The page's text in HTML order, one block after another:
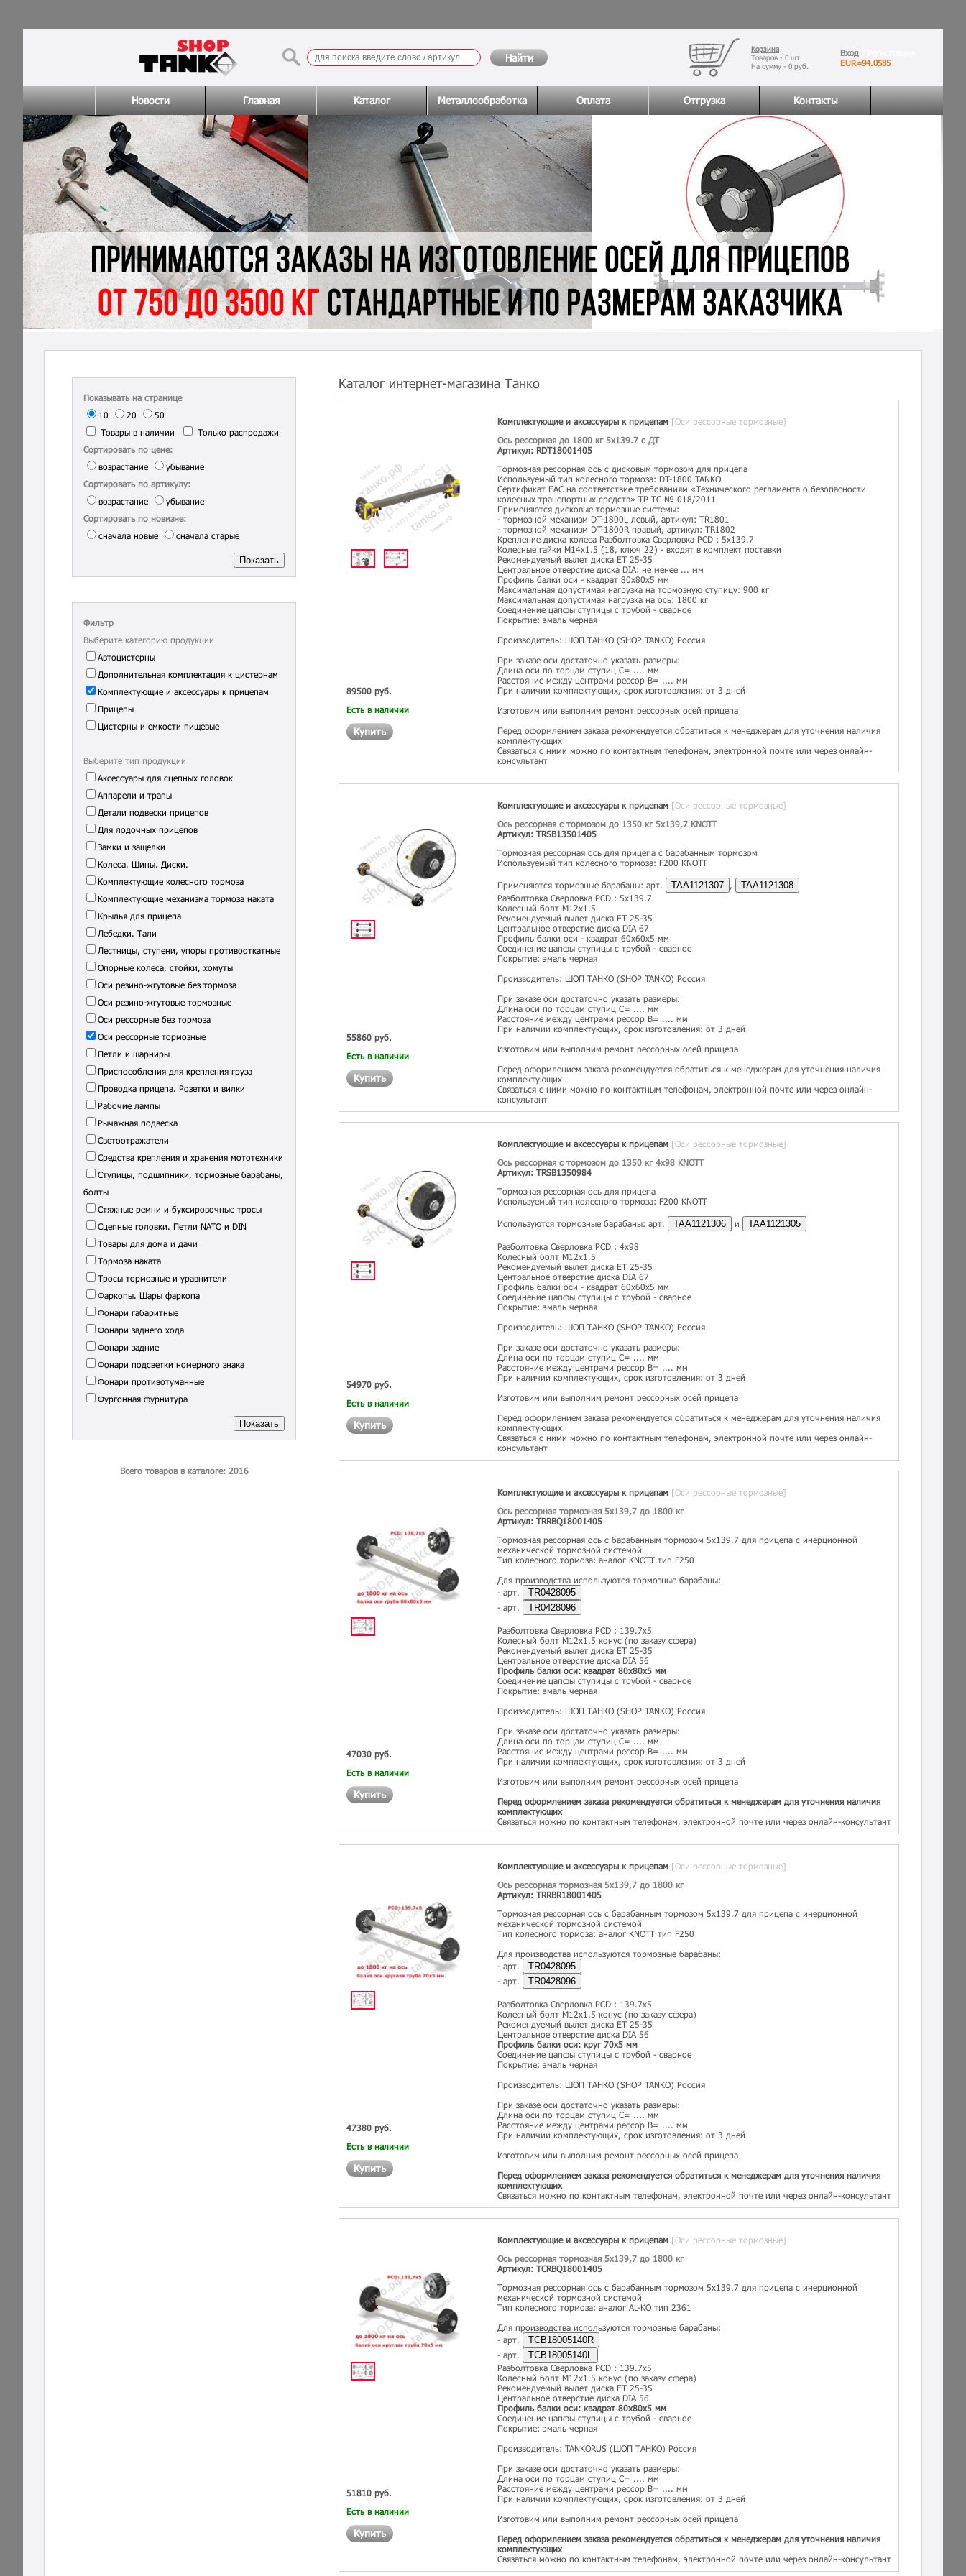
Корзина
Товаров - 0 шт.
На сумму - 0 руб.
Вход
EUR=94.0585
Новости Главная Каталог Металлообработка Оплата Отгрузка Контакты
Показывать на странице
10
20
50
Товары в наличии
Только распродажи
Сортировать по цене:
возрастание
убывание
Сортировать по артикулу:
возрастание
убывание
Сортировать по новизне:
сначала новые
сначала старые
Фильтр
Выберите категорию продукции
Автоцистерны
Дополнительная комплектация к цистернам
Комплектующие и аксессуары к прицепам
Прицепы
Цистерны и емкости пищевые
Выберите тип продукции
Аксессуары для сцепных головок
Аппарели и трапы
Детали подвески прицепов
Для лодочных прицепов
Замки и защелки
Колеса. Шины. Диски.
Комплектующие колесного тормоза
Комплектующие механизма тормоза наката
Крылья для прицепа
Лебедки. Тали
Лестницы, ступени, упоры противооткатные
Опорные колеса, стойки, хомуты
Оси резино-жгутовые без тормоза
Оси резино-жгутовые тормозные
Оси рессорные без тормоза
Оси рессорные тормозные
Петли и шарниры
Приспособления для крепления груза
Проводка прицепа. Розетки и вилки
Рабочие лампы
Рычажная подвеска
Светоотражатели
Средства крепления и хранения мототехники
Ступицы, подшипники, тормозные барабаны,
болты
Стяжные ремни и буксировочные тросы
Сцепные головки. Петли NATO и DIN
Товары для дома и дачи
Тормоза наката
Тросы тормозные и уравнители
Фаркопы. Шары фаркопа
Фонари габаритные
Фонари заднего хода
Фонари задние
Фонари подсветки номерного знака
Фонари противотуманные
Фургонная фурнитура
Всего товаров в каталоге: 2016
Каталог интернет-магазина Танко
Комплектующие и аксессуары к прицепам [Оси рессорные тормозные]
Ось рессорная до 1800 кг 5х139.7 с ДТ
Артикул: RDT18001405
Тормозная рессорная ось с дисковым тормозом для прицепа
Используемый тип колесного тормоза: DT-1800 TANKO
Сертификат ЕАС на соответствие требованиям «Технического регламента о безопасности
колесных транспортных средств» ТР ТС № 018/2011
Применяются дисковые тормозные системы:
- тормозной механизм DT-1800L левый, артикул: TR1801
- тормозной механизм DT-1800R правый, артикул: TR1802
Крепление диска колеса Разболтовка Сверловка PCD : 5х139.7
Колесные гайки М14х1.5 (18, ключ 22) - входят в комплект поставки
Рекомендуемый вылет диска ET 25-35
Центральное отверстие диска DIA: не менее ... мм
Профиль балки оси - квадрат 80х80х5 мм
Максимальная допустимая нагрузка на тормозную ступицу: 900 кг
Максимальная допустимая нагрузка на ось: 1800 кг
Соединение цапфы ступицы с трубой - сварное
Покрытие: эмаль черная
Производитель: ШОП ТАНКО (SHOP TANKO) Россия
При заказе оси достаточно указать размеры:
Длина оси по торцам ступиц С= .... мм
Расстояние между центрами рессор B= .... мм
При наличии комплектующих, срок изготовления: от 3 дней
Изготовим или выполним ремонт рессорных осей прицепа
Перед оформлением заказа рекомендуется обратиться к менеджерам для уточнения наличия
комплектующих
Связаться с ними можно по контактным телефонам, электронной почте или через онлайн-
консультант
89500 руб.
Есть в наличии
Купить
Комплектующие и аксессуары к прицепам [Оси рессорные тормозные]
Ось рессорная с тормозом до 1350 кг 5x139,7 KNOTT
Артикул: TRSB13501405
Тормозная рессорная ось для прицепа с барабанным тормозом
Используемый тип колесного тормоза: F200 KNOTT
Применяются тормозные барабаны: арт. TAA1121307 , TAA1121308
Разболтовка Сверловка PCD : 5х139.7
Колесный болт М12х1.5
Рекомендуемый вылет диска ET 25-35
Центральное отверстие диска DIA 67
Профиль балки оси - квадрат 60х60х5 мм
Соединение цапфы ступицы с трубой - сварное
Покрытие: эмаль черная
Производитель: ШОП ТАНКО (SHOP TANKO) Россия
При заказе оси достаточно указать размеры:
Длина оси по торцам ступиц С= .... мм
Расстояние между центрами рессор B= .... мм
При наличии комплектующих, срок изготовления: от 3 дней
Изготовим или выполним ремонт рессорных осей прицепа
Перед оформлением заказа рекомендуется обратиться к менеджерам для уточнения наличия
комплектующих
Связаться с ними можно по контактным телефонам, электронной почте или через онлайн-
консультант
55860 руб.
Есть в наличии
Купить
Комплектующие и аксессуары к прицепам [Оси рессорные тормозные]
Ось рессорная с тормозом до 1350 кг 4x98 KNOTT
Артикул: TRSB1350984
Тормозная рессорная ось для прицепа
Используемый тип колесного тормоза: F200 KNOTT
Используются тормозные барабаны: арт. TAA1121306 и TAA1121305
Разболтовка Сверловка PCD : 4х98
Колесный болт М12х1.5
Рекомендуемый вылет диска ET 25-35
Центральное отверстие диска DIA 67
Профиль балки оси - квадрат 60х60х5 мм
Соединение цапфы ступицы с трубой - сварное
Покрытие: эмаль черная
Производитель: ШОП ТАНКО (SHOP TANKO) Россия
При заказе оси достаточно указать размеры:
Длина оси по торцам ступиц С= .... мм
Расстояние между центрами рессор B= .... мм
При наличии комплектующих, срок изготовления: от 3 дней
Изготовим или выполним ремонт рессорных осей прицепа
Перед оформлением заказа рекомендуется обратиться к менеджерам для уточнения наличия
комплектующих
Связаться с ними можно по контактным телефонам, электронной почте или через онлайн-
консультант
54970 руб.
Есть в наличии
Купить
Комплектующие и аксессуары к прицепам [Оси рессорные тормозные]
Ось рессорная тормозная 5x139,7 до 1800 кг
Артикул: TRRBQ18001405
Тормозная рессорная ось с барабанным тормозом 5х139.7 для прицепа с инерционной
механической тормозной системой
Тип колесного тормоза: аналог KNOTT тип F250
Для производства используются тормозные барабаны:
- арт.
TR0428095
- арт. TR0428096
Разболтовка Сверловка PCD : 139.7х5
Колесный болт М12х1.5 конус (по заказу сфера)
Рекомендуемый вылет диска ET 25-35
Центральное отверстие диска DIA 56
Профиль балки оси: квадрат 80х80х5 мм
Соединение цапфы ступицы с трубой - сварное
Покрытие: эмаль черная
Производитель: ШОП ТАНКО (SHOP TANKO) Россия
При заказе оси достаточно указать размеры:
Длина оси по торцам ступиц С= .... мм
Расстояние между центрами рессор B= .... мм
При наличии комплектующих, срок изготовления: от 3 дней
Изготовим или выполним ремонт рессорных осей прицепа
Перед оформлением заказа рекомендуется обратиться к менеджерам для уточнения наличия
комплектующих
Связаться можно по контактным телефонам, электронной почте или через онлайн-консультант
47030 руб.
Есть в наличии
Купить
Комплектующие и аксессуары к прицепам [Оси рессорные тормозные]
Ось рессорная тормозная 5x139,7 до 1800 кг
Артикул: TRRBR18001405
Тормозная рессорная ось с барабанным тормозом 5х139.7 для прицепа с инерционной
механической тормозной системой
Тип колесного тормоза: аналог KNOTT тип F250
Для производства используются тормозные барабаны:
- арт.
TR0428095
- арт. TR0428096
Разболтовка Сверловка PCD : 139.7х5
Колесный болт М12х1.5 конус (по заказу сфера)
Рекомендуемый вылет диска ET 25-35
Центральное отверстие диска DIA 56
Профиль балки оси: круг 70х5 мм
Соединение цапфы ступицы с трубой - сварное
Покрытие: эмаль черная
Производитель: ШОП ТАНКО (SHOP TANKO) Россия
При заказе оси достаточно указать размеры:
Длина оси по торцам ступиц С= .... мм
Расстояние между центрами рессор B= .... мм
При наличии комплектующих, срок изготовления: от 3 дней
Изготовим или выполним ремонт рессорных осей прицепа
Перед оформлением заказа рекомендуется обратиться к менеджерам для уточнения наличия
комплектующих
Связаться можно по контактным телефонам, электронной почте или через онлайн-консультант
47380 руб.
Есть в наличии
Купить
Комплектующие и аксессуары к прицепам [Оси рессорные тормозные]
Ось рессорная тормозная 5x139,7 до 1800 кг
Артикул: TCRBQ18001405
Тормозная рессорная ось с барабанным тормозом 5х139.7 для прицепа с инерционной
механической тормозной системой
Тип колесного тормоза: аналог AL-KO тип 2361
Для производства используются тормозные барабаны:
- арт.
TCB18005140R
- арт. TCB18005140L
Разболтовка Сверловка PCD : 139.7х5
Колесный болт М12х1.5 конус (по заказу сфера)
Рекомендуемый вылет диска ET 25-35
Центральное отверстие диска DIA 56
Профиль балки оси: квадрат 80х80х5 мм
Соединение цапфы ступицы с трубой - сварное
Покрытие: эмаль черная
Производитель: TANKORUS (ШОП ТАНКО) Россия
При заказе оси достаточно указать размеры:
Длина оси по торцам ступиц С= .... мм
Расстояние между центрами рессор B= .... мм
При наличии комплектующих, срок изготовления: от 3 дней
Изготовим или выполним ремонт рессорных осей прицепа
Перед оформлением заказа рекомендуется обратиться к менеджерам для уточнения наличия
комплектующих
Связаться можно по контактным телефонам, электронной почте или через онлайн-консультант
51810 руб.
Есть в наличии
Купить